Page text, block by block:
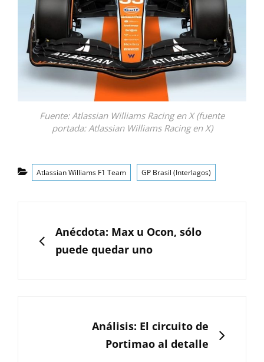
Fuente: Atlassian Williams Racing en X (fuente
portada: Atlassian Williams Racing en X)
Categorías
Atlassian Williams F1 Team GP Brasil (Interlagos)
entradas
ANTERIOR
Anécdota: Max u Ocon, sólo
puede quedar uno
Análisis: El circuito de
Portimao al detalle